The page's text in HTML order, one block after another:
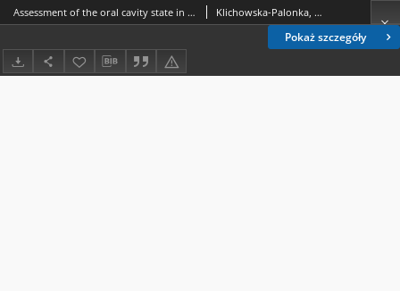
Pokaż szczegóły
Assessment of the oral cavity state in adolescents depending on serum cholesterol levels Klichowska-Palonka, Małgorzata.; Pac-Kożuchowska, Elżbieta.